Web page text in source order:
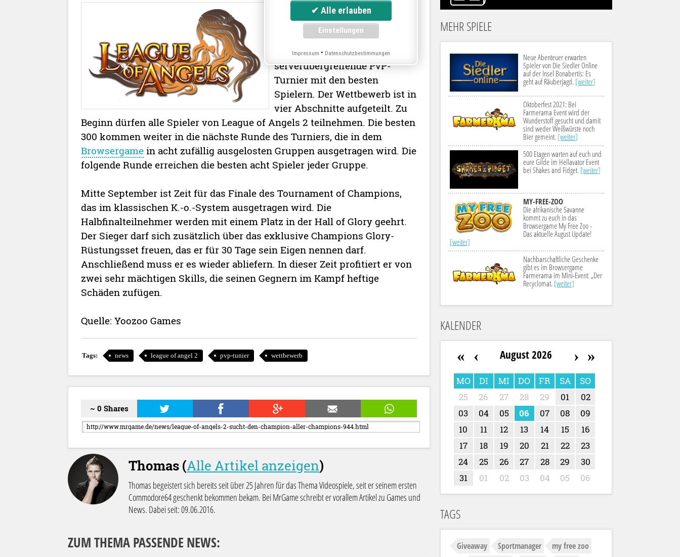
Startschuss für das jährliche
Tournament of Champions. In
League of Angels 2 ist wieder
Zeit für das große
serverübergreifende PvP-
Turnier mit den besten
Spielern. Der Wettbewerb ist in
vier Abschnitte aufgeteilt. Zu
Beginn dürfen alle Spieler von League of Angels 2 teilnehmen. Die besten
300 kommen weiter in die nächste Runde des Turniers, die in dem
Browsergame in acht zufällig ausgelosten Gruppen ausgetragen wird. Die
folgende Runde erreichen die besten acht Spieler jeder Gruppe.
Mitte September ist Zeit für das Finale des Tournament of Champions,
das im klassischen K.-o.-System ausgetragen wird. Die
Halbfinalteilnehmer werden mit einem Platz in der Hall of Glory geehrt.
Der Sieger darf sich zusätzlich über das exklusive Champions Glory-
Rüstungsset freuen, das er für 30 Tage sein Eigen nennen darf.
Anschließend muss er es wieder abliefern. In dieser Zeit profitiert er von
zwei sehr mächtigen Skills, die seinen Gegnern im Kampf heftige
Schäden zufügen.
Quelle: Yoozoo Games
Tags: news league of angel 2 pvp-tunier wettbewerb
~ 0 Shares
Thomas (Alle Artikel anzeigen)
Thomas begeistert sich bereits seit über 25 Jahren für das Thema Videospiele, seit er seinem ersten
Commodore64 geschenkt bekommen bekam. Bei MrGame schreibt er vorallem Artikel zu Games und
News. Dabei seit: 09.06.2016.
ZUM THEMA PASSENDE NEWS:
MEHR SPIELE
Neue Abenteuer erwarten
Spieler von Die Siedler Online
auf der Insel Bonabertis: Es
geht auf Räuberjagd. [weiter]
Oktoberfest 2021: Bei
Farmerama Event wird der
Wunderstoff gesucht und damit
sind weder Weißwürste noch
Bier gemeint. [weiter]
500 Etagen warten auf euch und
eure Gilde im Hellavator Event
bei Shakes and Fidget. [weiter]
MY-FREE-ZOO
Die afrikanische Savanne
kommt zu euch in das
Browsergame My Free Zoo -
Das aktuelle August Update!
[weiter]
Nachbarschaftliche Geschenke
gibt es im Browsergame
Farmerama im Mini-Event: „Der
Recyclomat. [weiter]
KALENDER
« ‹ August 2026 »
›
MO DI MI DO FR SA
SO
25
26 27 28 29 01
02
03
04 05 06 07 08
09
10
11 12 13 14 15
16
17
18 19 20 21 22
23
24
25 26 27 28 29
30
31
01 02 03 04 05 06
TAGS
Giveaway Sportmanager
my free zoo
Impressum • Datenschutzbestimmungen